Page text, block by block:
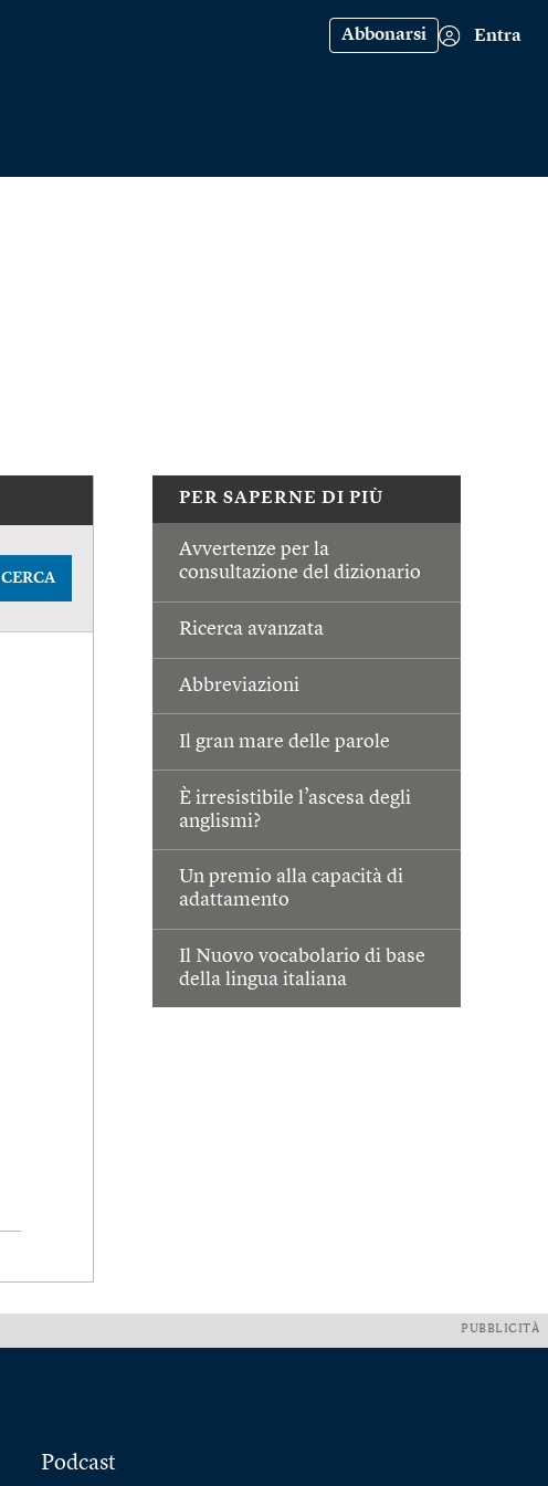
Abbonarsi Entra
PER SAPERNE DI PIÙ
Avvertenze per la
consultazione del dizionario
Ricerca avanzata
Abbreviazioni
Il gran mare delle parole
È irresistibile l’ascesa degli
anglismi?
Un premio alla capacità di
adattamento
Il Nuovo vocabolario di base
della lingua italiana
CERCA
PUBBLICITÀ
Podcast